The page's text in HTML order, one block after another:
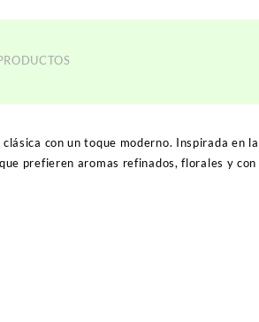
con un toque moderno. Inspirada en
prefieren aromas refinados, florales y con